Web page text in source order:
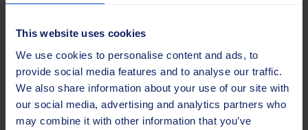
This website uses cookies
We use cookies to personalise content and ads, to
provide social media features and to analyse our traffic.
We also share information about your use of our site with
our social media, advertising and analytics partners who
may combine it with other information that you’ve